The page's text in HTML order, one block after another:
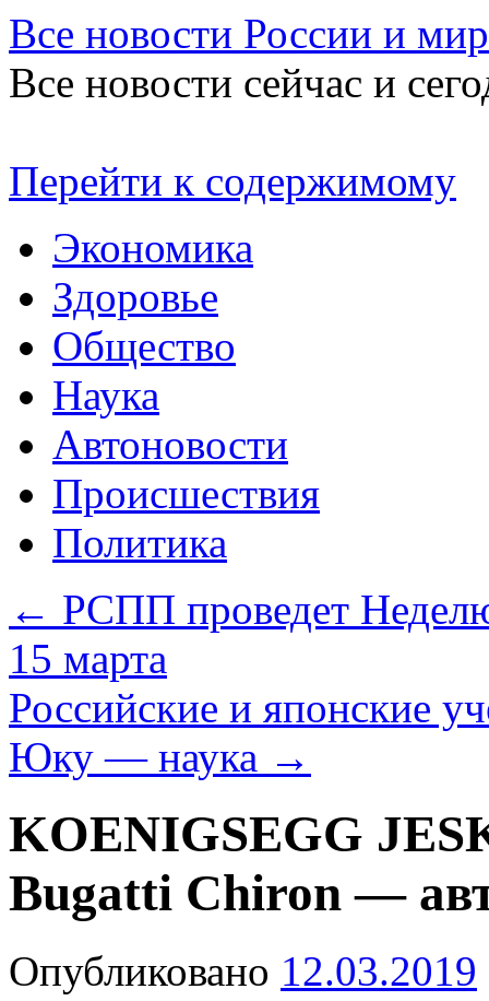
Все новости России и
Все новости сейчас и
Перейти к содержимому
Экономика
Здоровье
Общество
Наука
Автоновости
Происшествия
Политика
← РСПП проведет
15 марта
Российские и японские
Юку — наука →
KOENIGSEGG
Bugatti Chiron —
Опубликовано 12.03.2019